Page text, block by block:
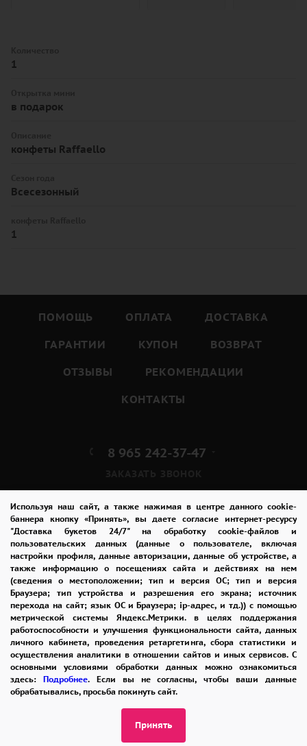
Используя наш сайт, а также нажимая в центре данного cookie-
баннера кнопку «Принять», вы даете согласие интернет-ресурсу
"Доставка букетов 24/7" на обработку cookie-файлов и
пользовательских данных (данные о пользователе, включая
настройки профиля, данные авторизации, данные об устройстве, а
также информацию о посещениях сайта и действиях на нем
(сведения о местоположении; тип и версия ОС; тип и версия
Браузера; тип устройства и разрешения его экрана; источник
перехода на сайт; язык ОС и Браузера; ip-адрес, и тд.)) с помощью
метрической системы Яндекс.Метрики. в целях поддержания
работоспособности и улучшения функциональности сайта, данных
личного кабинета, проведения ретаргетинга, сбора статистики и
осуществления аналитики в отношении сайтов и иных сервисов. С
основными условиями обработки данных можно ознакомиться
здесь: Подробнее. Если вы не согласны, чтобы ваши данные
обрабатывались, просьба покинуть сайт.
Принять
1
в подарок
конфеты Raffaello
Всесезонный
1
ПОМОЩЬ ОПЛАТА
ДОСТАВКА
ГАРАНТИИ
КУПОН
ВОЗВРАТ
ОТЗЫВЫ
РЕКОМЕНДАЦИИ
КОНТАКТЫ
8 965 242-37-47
admin@buket24delivery.ru
ул. Народная д. 8,
возле ТЦ «АТОС»
ПОЛИТИКА КОНФИДЕНЦИАЛЬНОСТИ
2026 © "Доставка цветов в Раменском"
Публичная оферта
Открыть ИП поможет ООО «Банк Точка»